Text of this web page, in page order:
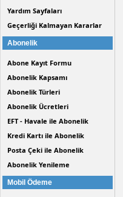
Yardım Sayfaları
Geçerliği Kalmayan Kararlar
Abonelik
Abone Kayıt Formu
Abonelik Kapsamı
Abonelik Türleri
Abonelik Ücretleri
EFT - Havale ile Abonelik
Kredi Kartı ile Abonelik
Posta Çeki ile Abonelik
Abonelik Yenileme
Mobil Ödeme